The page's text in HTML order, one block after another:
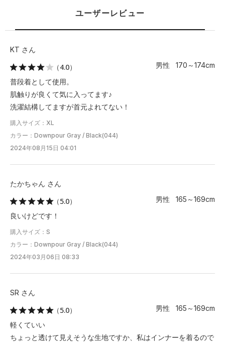
ユーザーレビュー
KT さん
（4.0）
男性 170～174cm
普段着として使用。
肌触りが良くて気に入ってます♪
洗濯結構してますが首元よれてない！
購入サイズ：XL
カラー：Downpour Gray / Black(044)
2024年08月15日 04:01
たかちゃん さん
（5.0）
男性 165～169cm
良いけどです！
購入サイズ：S
カラー：Downpour Gray / Black(044)
2024年03月06日 08:33
SR さん
（5.0）
男性 165～169cm
軽くていい
ちょっと透けて見えそうな生地ですか、私はインナーを着るので